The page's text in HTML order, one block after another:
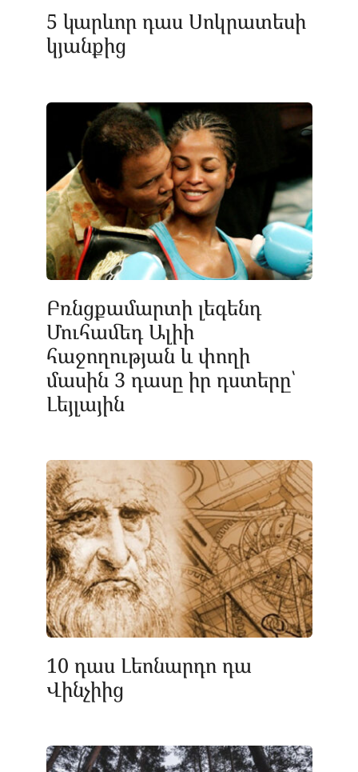
5 կարևոր դաս Սոկրատեսի
կյանքից
Բռնցքամարտի լեգենդ
Մուհամեդ Ալիի
հաջողության և փողի
մասին 3 դասը իր դստերը՝
Լեյլային
10 դաս Լեոնարդո դա
Վինչիից